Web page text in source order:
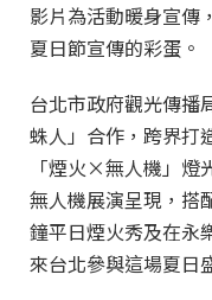
影片為活動暖身宣傳
夏日節宣傳的彩蛋。
台北市政府觀光傳播
蛛人」合作，跨界打
「煙火×無人機」燈
無人機展演呈現，搭
鐘平日煙火秀及在永
來台北參與這場夏日